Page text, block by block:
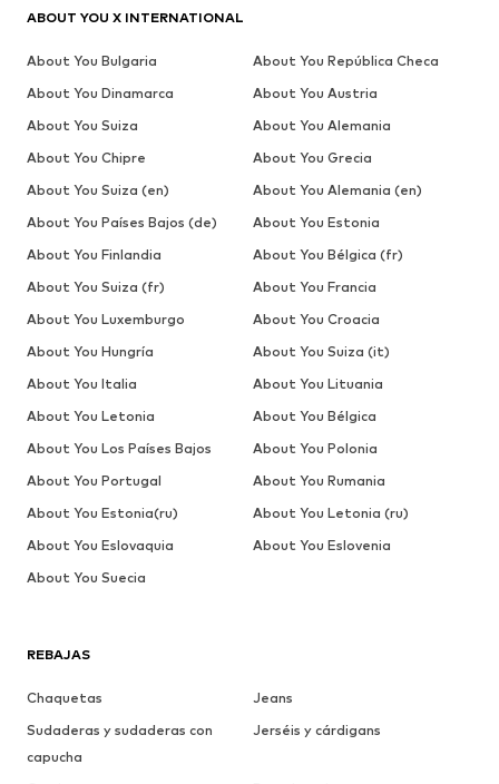
REBAJAS
Chaquetas
Jeans
Sudaderas y sudaderas con
capucha
Jerséis y cárdigans
ABOUT YOU X INTERNATIONAL
About You Bulgaria
About You República Checa
About You Dinamarca
About You Austria
About You Suiza
About You Alemania
About You Chipre
About You Grecia
About You Suiza (en)
About You Alemania (en)
About You Países Bajos (de)
About You Estonia
About You Finlandia
About You Bélgica (fr)
About You Suiza (fr)
About You Francia
About You Luxemburgo
About You Croacia
About You Hungría
About You Suiza (it)
About You Italia
About You Lituania
About You Letonia
About You Bélgica
About You Los Países Bajos
About You Polonia
About You Portugal
About You Rumania
About You Estonia(ru)
About You Letonia (ru)
About You Eslovaquia
About You Eslovenia
About You Suecia